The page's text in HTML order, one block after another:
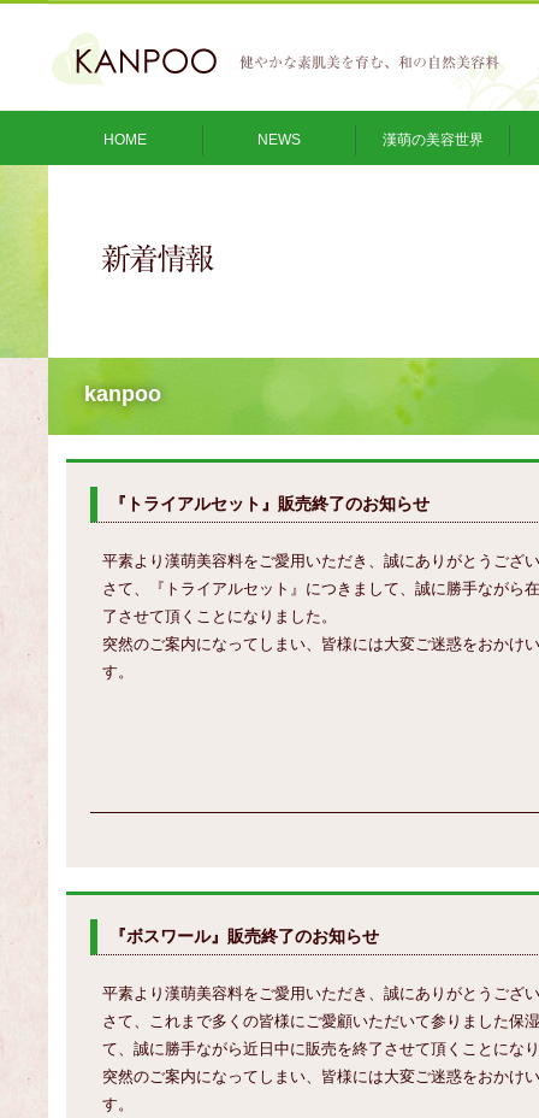
HOME NEWS 漢萌の美容世界
kanpoo
『トライアルセット』販売終了のお知らせ
平素より漢萌美容料をご愛用いただき、誠にありがとうござ
さて、『トライアルセット』につきまして、誠に勝手ながら
了させて頂くことになりました。
突然のご案内になってしまい、皆様には大変ご迷惑をおかけ
す。
『ボスワール』販売終了のお知らせ
平素より漢萌美容料をご愛用いただき、誠にありがとうござ
さて、これまで多くの皆様にご愛顧いただいて参りました保
て、誠に勝手ながら近日中に販売を終了させて頂くことにな
突然のご案内になってしまい、皆様には大変ご迷惑をおかけ
す。